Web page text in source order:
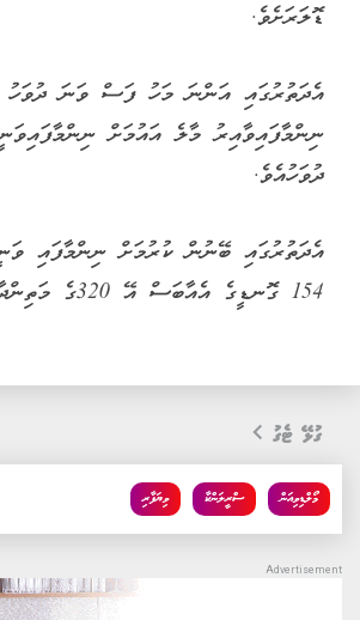
ޑޮލަރަށެވެ.
އެދަތުރުގައި އަންނަ މަހު ފަސް ވަނަ ދުވަހު
ދުވަހުއެވެ.
އެދަތުރުގައި ބޭނުން ކުރުމަށް ނިންމާފައި
154 ގޮނޑީގެ އެއާބަސް އޭ 320ގެ މަތިންދާބޯޓެވެ.
ގުޅޭ ޓެގު
ވިޔަފާރި ސްރީލަންކާ މޯލްޑިވިއަން